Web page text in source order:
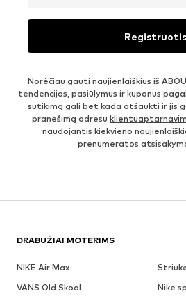
Registruotis
Norėčiau gauti naujienlaiškius iš
tendencijas, pasiūlymus ir kuponus pagal
sutikimą gali bet kada atšaukti ir jis
pranešimą adresu
naudojantis kiekvieno
prenumeratos
DRABUŽIAI MOTERIMS
NIKE Air Max
VANS Old Skool
Nike